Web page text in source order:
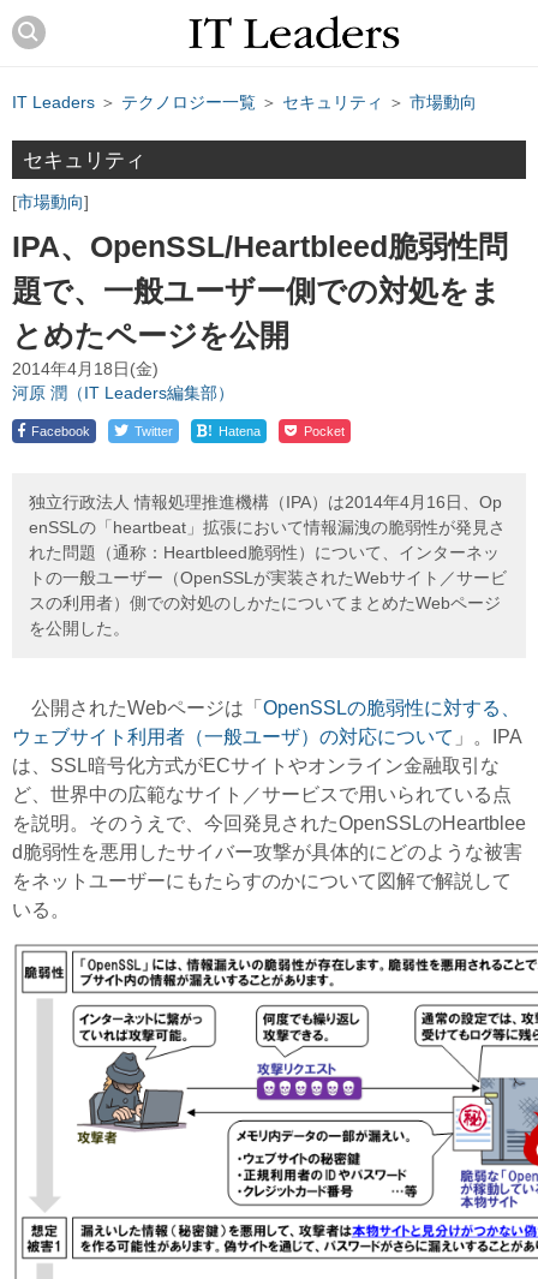
IT Leaders ＞ テクノロジー一覧 ＞ セキュリティ ＞ 市場動向
セキュリティ
市場動向
IPA、OpenSSL/Heartbleed脆弱性問
題で、一般ユーザー側での対処をま
とめたページを公開
2014年4月18日(金)
河原 潤（IT Leaders編集部）
Facebook Twitter ! Hatena Pocket
独立行政法人 情報処理推進機構（IPA）は2014年4月16日、Op
enSSLの「heartbeat」拡張において情報漏洩の脆弱性が発見さ
れた問題（通称：Heartbleed脆弱性）について、インターネッ
トの一般ユーザー（OpenSSLが実装されたWebサイト／サービ
スの利用者）側での対処のしかたについてまとめたWebページ
を公開した。
公開されたWebページは「 OpenSSLの脆弱性に対する、
ウェブサイト利用者（一般ユーザ）の対応について 」。IPA
は、SSL暗号化方式がECサイトやオンライン金融取引な
ど、世界中の広範なサイト／サービスで用いられている点
を説明。そのうえで、今回発見されたOpenSSLのHeartblee
d脆弱性を悪用したサイバー攻撃が具体的にどのような被害
をネットユーザーにもたらすのかについて図解で解説して
いる。